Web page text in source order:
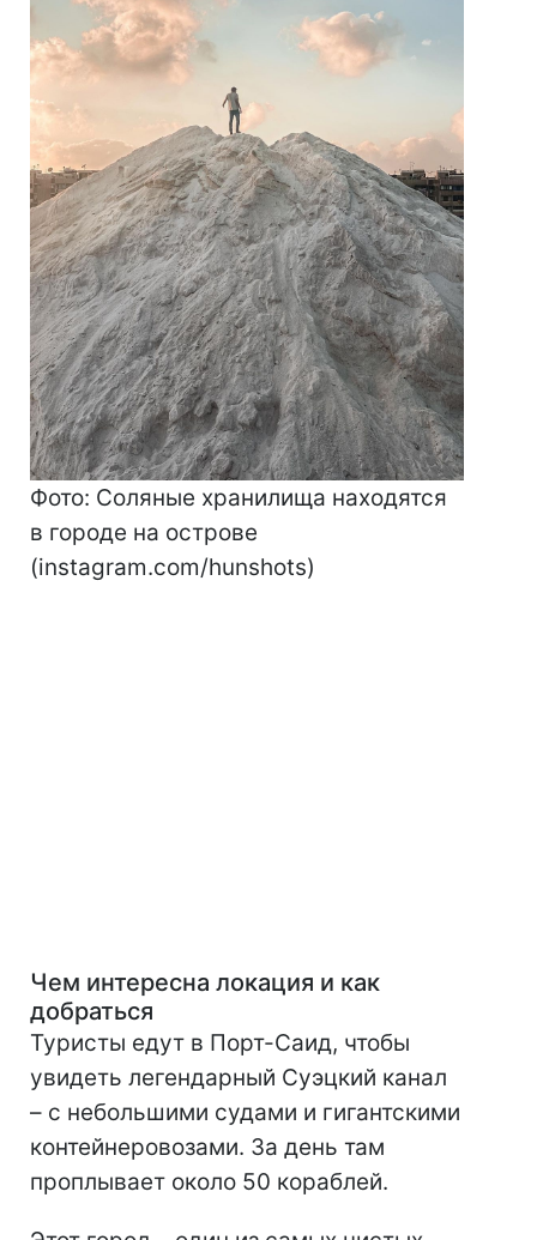
Фото: Соляные хранилища находятся
в городе на острове
(instagram.com/hunshots)
Чем интересна локация и как
добраться
Туристы едут в Порт-Саид, чтобы
увидеть легендарный Суэцкий канал
– с небольшими судами и гигантскими
контейнеровозами. За день там
проплывает около 50 кораблей.